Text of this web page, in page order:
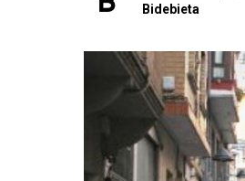
Bidebieta